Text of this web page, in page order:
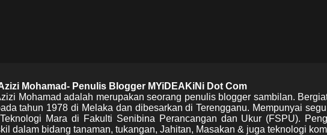
Mohamad- Penulis Blogger MYiDEAKiNi Dot Com
Mohamad adalah merupakan seorang penulis blogger sambilan.
tahun 1978 di Melaka dan dibesarkan di Terengganu. Mempunyai
Mara di Fakulti Senibina Perancangan dan Ukur (FSPU).
dalam bidang tanaman, tukangan, Jahitan, Masakan & juga teknologi